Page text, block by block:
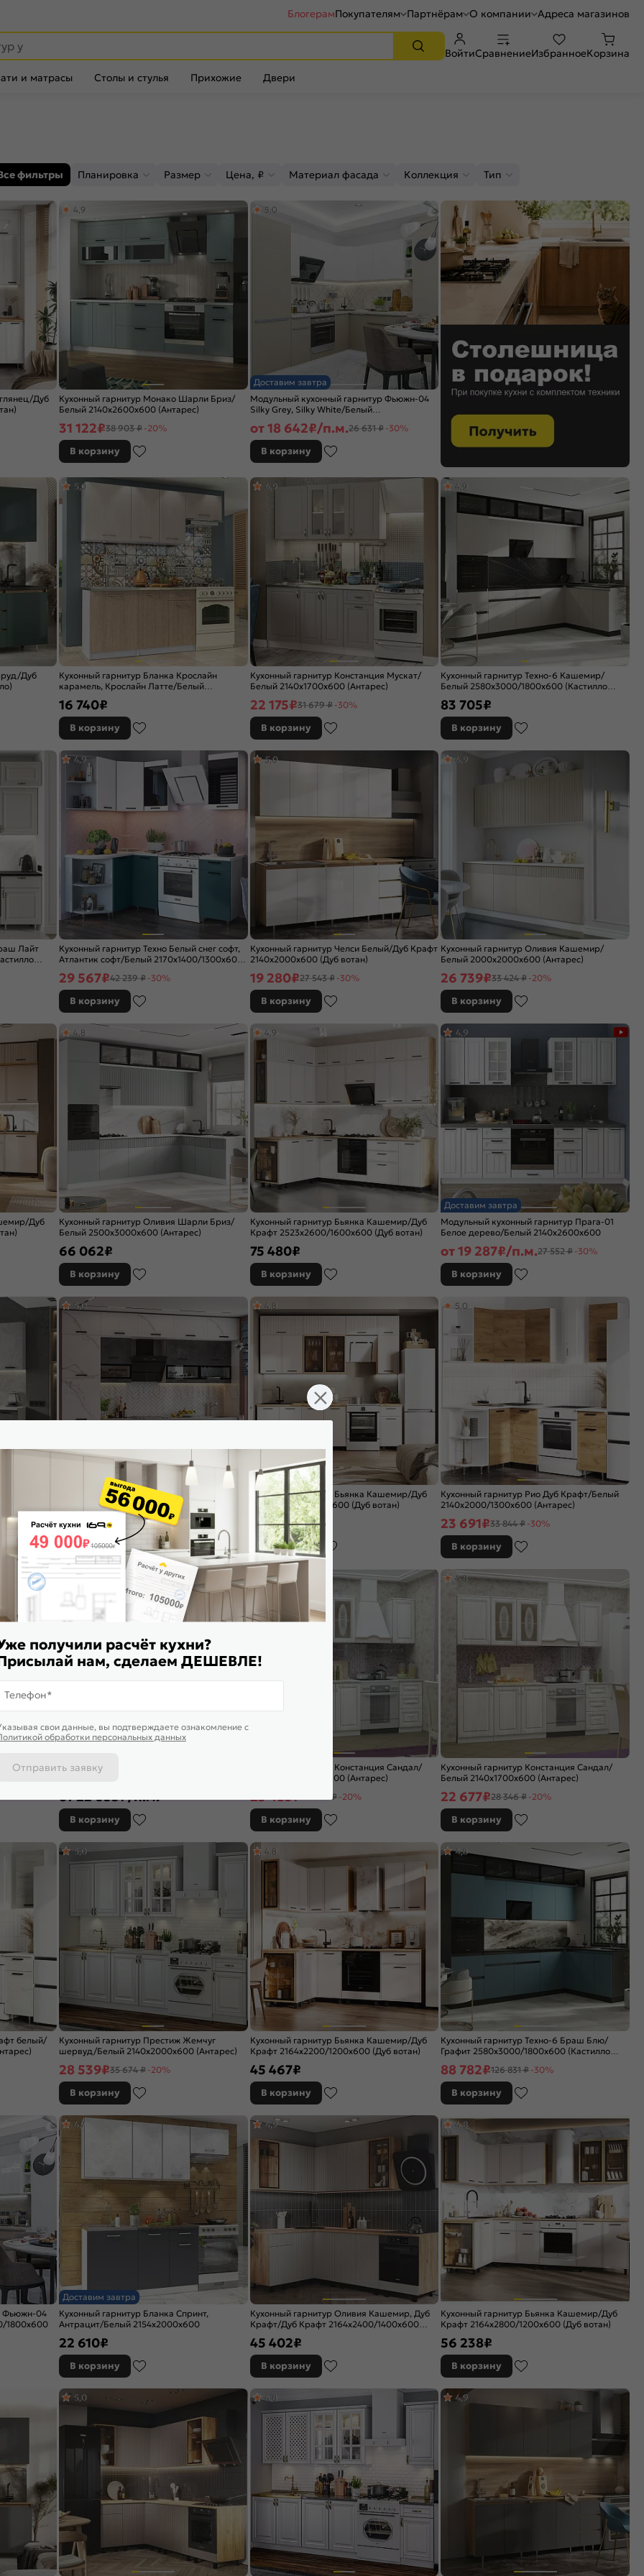
БлогерамПокупателям Партнёрам О компании Адреса магазинов
ВойтиСравнениеИзбранноеКорзина
и матрасы Столы и стулья Прихожие Двери
фильтры Планировка Размер Цена, ₽ Материал фасада Коллекция Тип
Дуб
Кухонный гарнитур Монако Шарли Бриз/
Белый 2140x2600x600 (Антарес)
4,9
31 122₽38 903 ₽ -20%
В корзину
Доставим завтра
Модульный кухонный гарнитур Фьюжн-04
Silky Grey, Silky White/Белый
5,0
от18 642₽/п.м.26 631 ₽ -30%
В корзину
Дуб
Кухонный гарнитур Бланка Крослайн
карамель, Крослайн Латте/Белый
5,0
16 740₽
В корзину
Кухонный гарнитур Констанция Мускат/
Белый 2140x1700x600 (Антарес)
4,9
22 175₽31 679 ₽ -30%
В корзину
Кухонный гарнитур Техно-6 Кашемир/
Белый 2580x3000/1800x600 (Кастилло
4,9
83 705₽
В корзину
Лайт
Кухонный гарнитур Техно Белый снег софт,
Атлантик софт/Белый 2170x1400/1300x600
4,9
29 567₽42 239 ₽ -30%
В корзину
Кухонный гарнитур Челси Белый/Дуб Крафт
2140x2000x600 (Дуб вотан)
5,0
19 280₽27 543 ₽ -30%
В корзину
Кухонный гарнитур Оливия Кашемир/
Белый 2000x2000x600 (Антарес)
4,9
26 739₽33 424 ₽ -20%
В корзину
Дуб
Кухонный гарнитур Оливия Шарли Бриз/
Белый 2500x3000x600 (Антарес)
4,8
66 062₽
В корзину
Кухонный гарнитур Бьянка Кашемир/Дуб
Крафт 2523x2600/1600x600 (Дуб вотан)
4,9
75 480₽
В корзину
Доставим завтра
Модульный кухонный гарнитур Прага-01
Белое дерево/Белый 2140x2600x600
4,9
от19 287₽/п.м.27 552 ₽ -30%
В корзину
Кухонный гарнитур Техно Мрамор белый
софт, Бетон графит/Белый 2500x3000x600
5,0
53 808₽
В корзину
Кухонный гарнитур Бьянка Кашемир/Дуб
Крафт 2500x2600x600 (Дуб вотан)
4,8
42 348₽
В корзину
Кухонный гарнитур Рио Дуб Крафт/Белый
2140x2000/1300x600 (Антарес)
5,0
23 691₽33 844 ₽ -30%
В корзину
Прага-07
1490x600
Модульный кухонный гарнитур Ницца-02
от22 655₽/п.м.
В корзину
Кухонный гарнитур Констанция Сандал/
Белый 2140x1800x600 (Антарес)
4,9
23 483₽ 29 354 ₽ -20%
В корзину
Кухонный гарнитур Констанция Сандал/
Белый 2140x1700x600 (Антарес)
4,8
22 677₽28 346 ₽ -20%
В корзину
белый/
Кухонный гарнитур Престиж Жемчуг
шервуд/Белый 2140x2000x600 (Антарес)
5,0
28 539₽35 674 ₽ -20%
В корзину
Кухонный гарнитур Бьянка Кашемир/Дуб
Крафт 2164x2200/1200x600 (Дуб вотан)
4,8
45 467₽
В корзину
Кухонный гарнитур Техно-6 Браш Блю/
Графит 2580x3000/1800x600 (Кастилло
4,8
88 782₽126 831 ₽ -30%
В корзину
Фьюжн-04
1800x600
Доставим завтра
Кухонный гарнитур Бланка Спринт,
Антрацит/Белый 2154x2000x600
4,7
22 610₽
В корзину
Кухонный гарнитур Оливия Кашемир, Дуб
Крафт/Дуб Крафт 2164x2400/1400x600
4,9
45 402₽
В корзину
Кухонный гарнитур Бьянка Кашемир/Дуб
Крафт 2164x2800/1200x600 (Дуб вотан)
4,8
56 238₽
В корзину
5,0 4,8 4,9
получили расчёт кухни?
нам, сделаем ДЕШЕВЛЕ!
Телефон*
свои данные, вы подтверждаете ознакомление c
обработки персональных данных
Отправить заявку